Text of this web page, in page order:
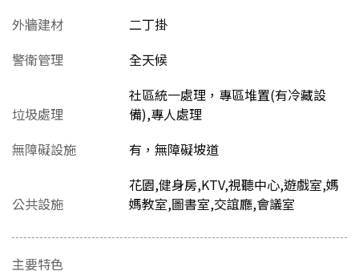
外牆建材
二丁掛
警衛管理
全天候
垃圾處理
社區統一處理，專區堆置(有冷藏設
備),專人處理
無障礙設施
有，無障礙坡道
公共設施
花園,健身房,KTV,視聽中心,遊戲室,媽
媽教室,圖書室,交誼廳,會議室
主要特色